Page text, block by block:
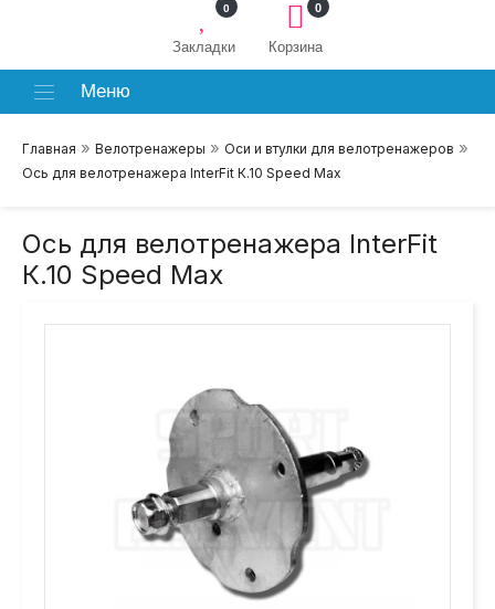
Закладки
0
Корзина
0
Меню
Главная » Велотренажеры » Оси и втулки для велотренажеров »
Ось для велотренажера InterFit К.10 Speed Max
Ось для велотренажера InterFit
К.10 Speed Max